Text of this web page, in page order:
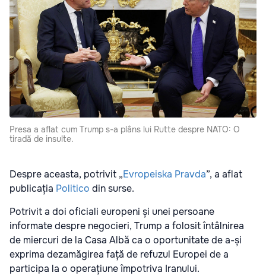
Presa a aflat cum Trump s-a plâns lui Rutte despre NATO: O
tiradă de insulte.
Despre aceasta, potrivit „Evropeiska Pravda”, a aflat
publicația Politico din surse.
Potrivit a doi oficiali europeni și unei persoane
informate despre negocieri, Trump a folosit întâlnirea
de miercuri de la Casa Albă ca o oportunitate de a-și
exprima dezamăgirea față de refuzul Europei de a
participa la o operațiune împotriva Iranului.